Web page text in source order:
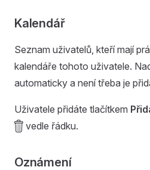
Kalendář
Seznam uživatelů, kteří mají
kalendáře tohoto uživatele.
automaticky a není třeba je
Uživatele přidáte tlačítkem
 vedle řádku.
Oznámení